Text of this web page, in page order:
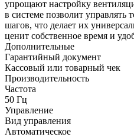
упрощают настройку
в системе позволит управлять
шагов, что делает их
ценит собственное время и
Дополнительные
Гарантийный документ
Кассовый или товарный чек
Производительность
Частота
50 Гц
Управление
Вид управления
Автоматическое